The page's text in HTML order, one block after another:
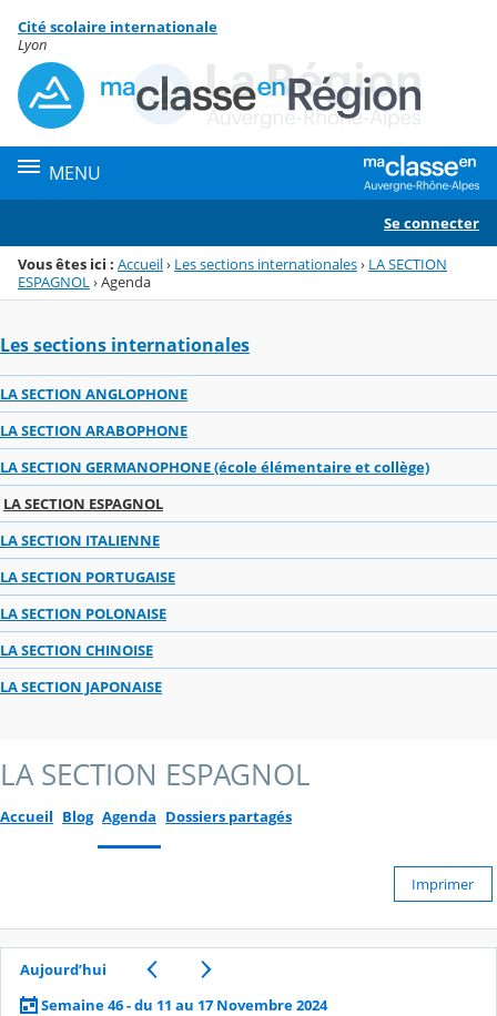
Menu de la rubrique
Contenu
Cité scolaire internationale
Lyon
MENU
Se connecter
Vous êtes ici : Accueil› Les sections internationales› LA SECTION
ESPAGNOL ›Agenda
Les sections internationales
LA SECTION ANGLOPHONE
LA SECTION ARABOPHONE
LA SECTION GERMANOPHONE (école élémentaire et collège)
LA SECTION ESPAGNOL
LA SECTION ITALIENNE
LA SECTION PORTUGAISE
LA SECTION POLONAISE
LA SECTION CHINOISE
LA SECTION JAPONAISE
LA SECTION ESPAGNOL
Accueil Blog Agenda Dossiers partagés
Imprimer
Aujourd’hui
Semaine 46 - du 11 au 17 Novembre 2024